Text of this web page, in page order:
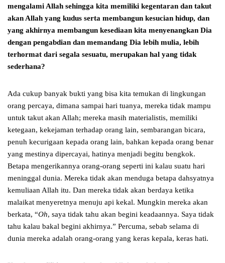
mengalami Allah sehingga kita memiliki kegentaran dan takut
akan Allah yang kudus serta membangun kesucian hidup, dan
yang akhirnya membangun kesediaan kita menyenangkan Dia
dengan pengabdian dan memandang Dia lebih mulia, lebih
terhormat dari segala sesuatu, merupakan hal yang tidak
sederhana?
Ada cukup banyak bukti yang bisa kita temukan di lingkungan
orang percaya, dimana sampai hari tuanya, mereka tidak mampu
untuk takut akan Allah; mereka masih materialistis, memiliki
ketegaan, kekejaman terhadap orang lain, sembarangan bicara,
penuh kecurigaan kepada orang lain, bahkan kepada orang benar
yang mestinya dipercayai, hatinya menjadi begitu bengkok.
Betapa mengerikannya orang-orang seperti ini kalau suatu hari
meninggal dunia. Mereka tidak akan menduga betapa dahsyatnya
kemuliaan Allah itu. Dan mereka tidak akan berdaya ketika
malaikat menyeretnya menuju api kekal. Mungkin mereka akan
berkata, “Oh, saya tidak tahu akan begini keadaannya. Saya tidak
tahu kalau bakal begini akhirnya.” Percuma, sebab selama di
dunia mereka adalah orang-orang yang keras kepala, keras hati.